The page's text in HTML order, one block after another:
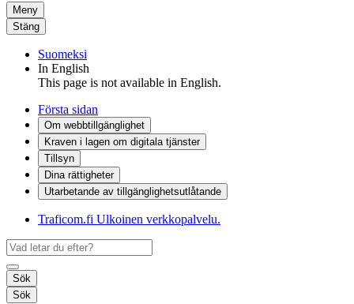
Meny
Stäng
Suomeksi
In English
This page is not available in English.
Första sidan
Om webbtillgänglighet
Kraven i lagen om digitala tjänster
Tillsyn
Dina rättigheter
Utarbetande av tillgänglighets­utlåtande
Traficom.fi Ulkoinen verkkopalvelu.
Sök
Sök